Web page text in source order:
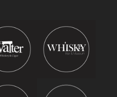
Jack Daniel's
Jameson
Jim Beam